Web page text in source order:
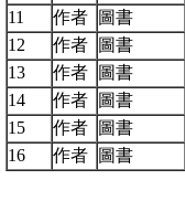
11
作者 圖書
12
作者 圖書
13
作者 圖書
14
作者 圖書
15
作者 圖書
16
作者 圖書